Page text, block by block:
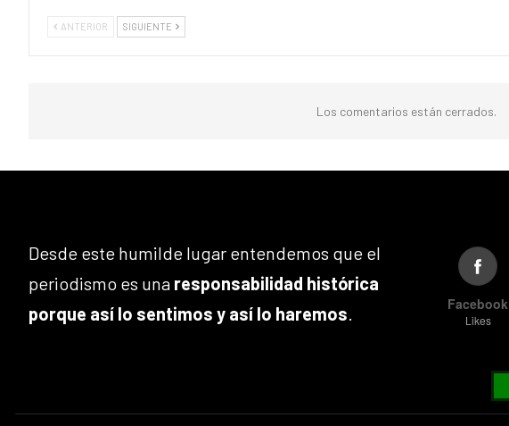
ANTERIOR SIGUIENTE
Los comentarios están cerrados.
Desde este humilde lugar entendemos que el
periodismo es una responsabilidad histórica
porque así lo sentimos y así lo haremos. Facebook
Likes